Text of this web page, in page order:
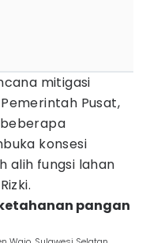
mitigasi
Pusat,
konsesi
alih fungsi lahan
pangan